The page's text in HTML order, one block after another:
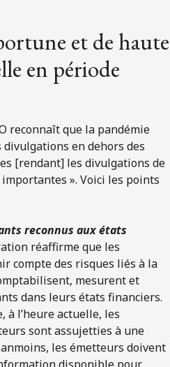
et de haute
en période
reconnaît que la pandémie
en dehors des
[rendant] les divulgations de
». Voici les points
reconnus aux états
réaffirme que les
compte des risques liés à la
mesurent et
dans leurs états financiers.
à l’heure actuelle, les
sont assujetties à une
les émetteurs doivent